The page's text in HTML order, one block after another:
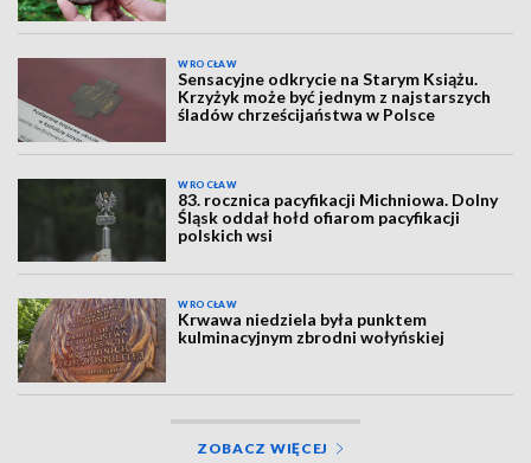
WROCŁAW
Sensacyjne odkrycie na Starym Książu.
Krzyżyk może być jednym z najstarszych
śladów chrześcijaństwa w Polsce
WROCŁAW
83. rocznica pacyfikacji Michniowa. Dolny
Śląsk oddał hołd ofiarom pacyfikacji
polskich wsi
WROCŁAW
Krwawa niedziela była punktem
kulminacyjnym zbrodni wołyńskiej
ZOBACZ WIĘCEJ